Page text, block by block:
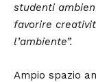
studenti
favorire
l’ambiente”.
Ampio spazio